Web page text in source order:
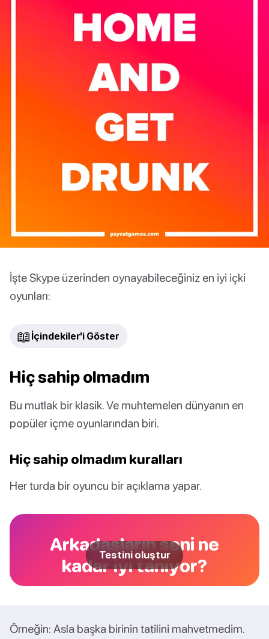
İşte Skype üzerinden oynayabileceğiniz en iyi içki
oyunları:
📖 İçindekiler'i Göster
Hiç sahip olmadım
Bu mutlak bir klasik. Ve muhtemelen dünyanın en
popüler içme oyunlarından biri.
Hiç sahip olmadım kuralları
Her turda bir oyuncu bir açıklama yapar.
Arkadaşların seni ne
kadar iyi tanıyor?
Testini oluştur
Örneğin: Asla başka birinin tatilini mahvetmedim.